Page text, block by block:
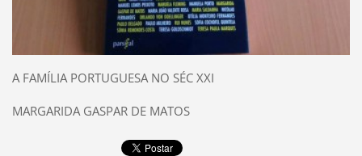
A FAMÍLIA PORTUGUESA NO SÉC XXI
MARGARIDA GASPAR DE MATOS